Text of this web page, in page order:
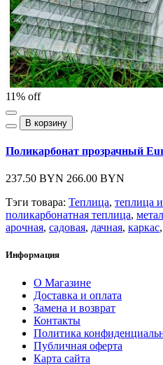
11% off
В корзину
Поликарбонат прозрачный
237.50 BYN 266.00 BYN
Тэги товара: Теплица, теплица
поликарбонатная теплица,
арочная, садовая, дачная, каркас,
Информация
О Магазине
Доставка и оплата
Замена и возврат
Контакты
Политика
Публичная оферта
Карта сайта